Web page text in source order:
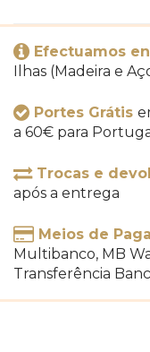
Efectuamos
Ilhas (Madeira e
Portes Grátis
a 60€ para
Trocas e
após a entrega
Meios de
Multibanco, MB
Transferência